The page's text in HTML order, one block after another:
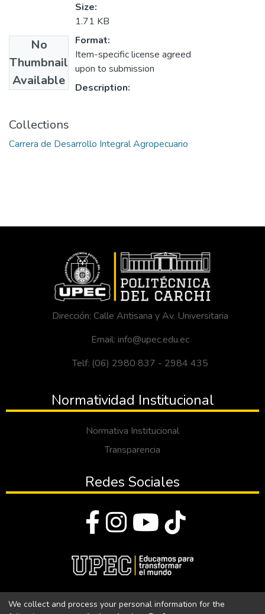
No
Thumbnail
Available
Size:
1.71 KB
Format:
Item-specific license agreed
upon to submission
Description:
Collections
Carrera de Desarrollo Integral Agropecuario
Dirección: Calle Antisana y Av. Universitaria
Email: info@upec.edu.ec
Telf: (06) 2980 837 - 2984 435
Normatividad Institucional
Normativa Institucional
Transparencia
Redes Sociales
We collect and process your personal information for the